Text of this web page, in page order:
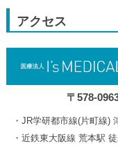
アクセス
〒578-
JR学研都市線(片町線)
近鉄東大阪線 荒本駅